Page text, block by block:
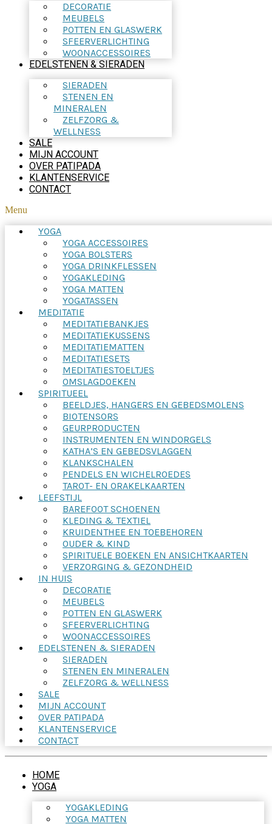
DECORATIE
MEUBELS
POTTEN EN GLASWERK
SFEERVERLICHTING
WOONACCESSOIRES
EDELSTENEN & SIERADEN
SIERADEN
STENEN EN
MINERALEN
ZELFZORG &
WELLNESS
SALE
MIJN ACCOUNT
OVER PATIPADA
KLANTENSERVICE
CONTACT
Menu
YOGA
YOGA ACCESSOIRES
YOGA BOLSTERS
YOGA DRINKFLESSEN
YOGAKLEDING
YOGA MATTEN
YOGATASSEN
MEDITATIE
MEDITATIEBANKJES
MEDITATIEKUSSENS
MEDITATIEMATTEN
MEDITATIESETS
MEDITATIESTOELTJES
OMSLAGDOEKEN
SPIRITUEEL
BEELDJES, HANGERS EN GEBEDSMOLENS
BIOTENSORS
GEURPRODUCTEN
INSTRUMENTEN EN WINDORGELS
KATHA’S EN GEBEDSVLAGGEN
KLANKSCHALEN
PENDELS EN WICHELROEDES
TAROT- EN ORAKELKAARTEN
LEEFSTIJL
BAREFOOT SCHOENEN
KLEDING & TEXTIEL
KRUIDENTHEE EN TOEBEHOREN
OUDER & KIND
SPIRITUELE BOEKEN EN ANSICHTKAARTEN
VERZORGING & GEZONDHEID
IN HUIS
DECORATIE
MEUBELS
POTTEN EN GLASWERK
SFEERVERLICHTING
WOONACCESSOIRES
EDELSTENEN & SIERADEN
SIERADEN
STENEN EN MINERALEN
ZELFZORG & WELLNESS
SALE
MIJN ACCOUNT
OVER PATIPADA
KLANTENSERVICE
CONTACT
HOME
YOGA
YOGAKLEDING
YOGA MATTEN